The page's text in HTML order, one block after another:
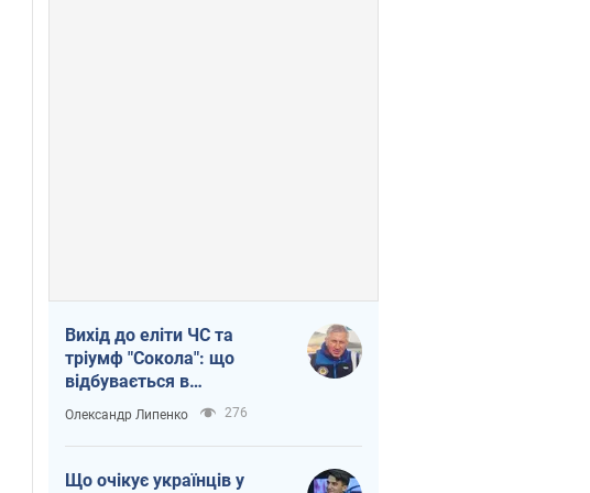
Вихід до еліти ЧС та
тріумф "Сокола": що
відбувається в
українському хокеї
Олександр Липенко 276
Що очікує українців у